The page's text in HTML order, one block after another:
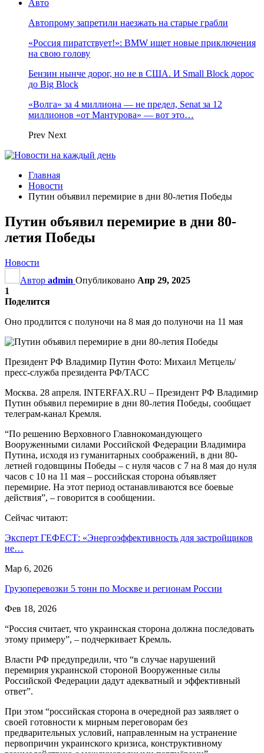
Авто
Автопрому запретили наезжать на старые грабли
«Россия пиратствует!»: BMW ищет новые приключения
на свою голову
Бензин нынче дорог, но не в США. И Small Block дорос
до Big Block
«Волга» за 4 миллиона — не предел, Senat за 12
миллионов «от Мантурова» — вот это…
Prev Next
Главная
Новости
Путин объявил перемирие в дни 80-летия Победы
Путин объявил перемирие в дни 80-
летия Победы
Новости
Автор admin Опубликовано Апр 29, 2025
1
Поделится
Оно продлится с полуночи на 8 мая до полуночи на 11 мая
Президент РФ Владимир Путин Фото: Михаил Метцель/
пресс-служба президента РФ/ТАСС
Москва. 28 апреля. INTERFAX.RU – Президент РФ Владимир
Путин объявил перемирие в дни 80-летия Победы, сообщает
телеграм-канал Кремля.
“По решению Верховного Главнокомандующего
Вооруженными силами Российской Федерации Владимира
Путина, исходя из гуманитарных соображений, в дни 80-
летней годовщины Победы – с нуля часов с 7 на 8 мая до нуля
часов с 10 на 11 мая – российская сторона объявляет
перемирие. На этот период останавливаются все боевые
действия”, – говорится в сообщении.
Сейчас читают:
Эксперт ГЕФЕСТ: «Энергоэффективность для застройщиков
не…
Мар 6, 2026
Грузоперевозки 5 тонн по Москве и регионам России
Фев 18, 2026
“Россия считает, что украинская сторона должна последовать
этому примеру”, – подчеркивает Кремль.
Власти РФ предупредили, что “в случае нарушений
перемирия украинской стороной Вооруженные силы
Российской Федерации дадут адекватный и эффективный
ответ”.
При этом “российская сторона в очередной раз заявляет о
своей готовности к мирным переговорам без
предварительных условий, направленным на устранение
первопричин украинского кризиса, конструктивному